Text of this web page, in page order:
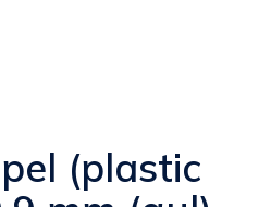
(plastic